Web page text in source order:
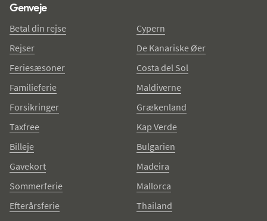
Genveje
Betal din rejse
Rejser
Feriesæsoner
Familieferie
Forsikringer
Taxfree
Billeje
Gavekort
Sommerferie
Efterårsferie
Cypern
De Kanariske Øer
Costa del Sol
Maldiverne
Grækenland
Kap Verde
Bulgarien
Madeira
Mallorca
Thailand